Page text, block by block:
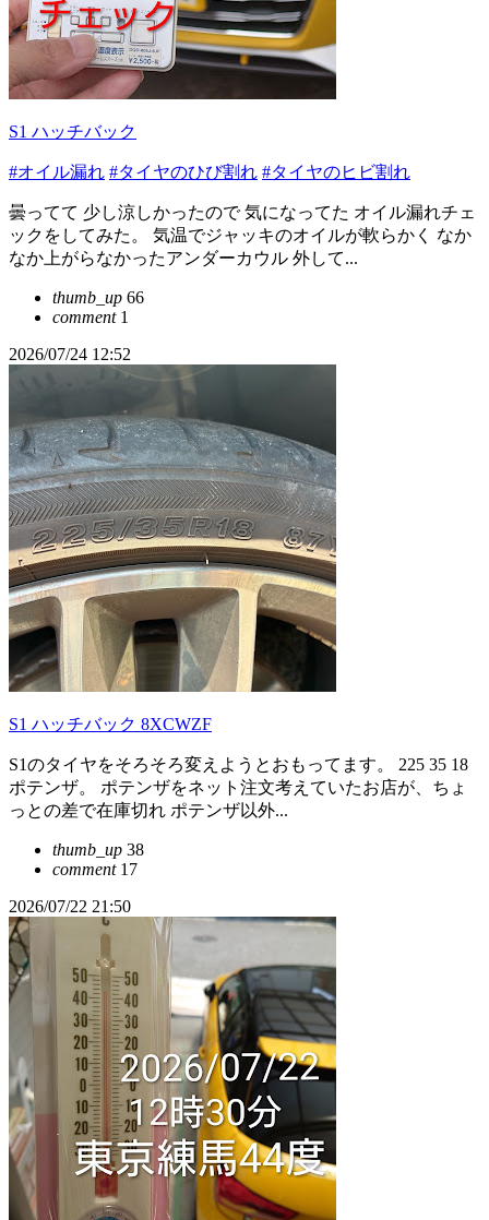
S1 ハッチバック
#オイル漏れ #タイヤのひび割れ #タイヤのヒビ割れ
曇ってて 少し涼しかったので 気になってた オイル漏れチェ
ックをしてみた。 気温でジャッキのオイルが軟らかく なか
なか上がらなかったアンダーカウル 外して...
thumb_up 66
comment1
2026/07/24 12:52
S1 ハッチバック 8XCWZF
S1のタイヤをそろそろ変えようとおもってます。 225 35 18
ポテンザ。 ポテンザをネット注文考えていたお店が、ちょ
っとの差で在庫切れ ポテンザ以外...
thumb_up 38
comment17
2026/07/22 21:50